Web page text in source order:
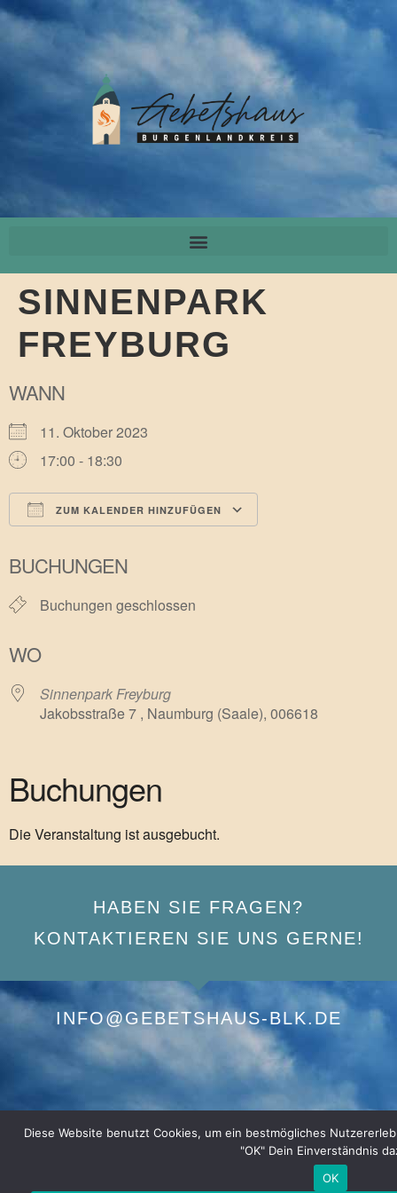
SINNENPARK
FREYBURG
WANN
11. Oktober 2023
17:00 - 18:30
ZUM KALENDER HINZUFÜGEN
BUCHUNGEN
Buchungen geschlossen
WO
Sinnenpark Freyburg
Jakobsstraße 7 , Naumburg (Saale), 006618
Buchungen
Die Veranstaltung ist ausgebucht.
HABEN SIE FRAGEN?
KONTAKTIEREN SIE UNS GERNE!
INFO@GEBETSHAUS-BLK.DE
Diese Website benutzt Cookies, um ein bestmögliches
"OK" Dein Einverständnis
OK